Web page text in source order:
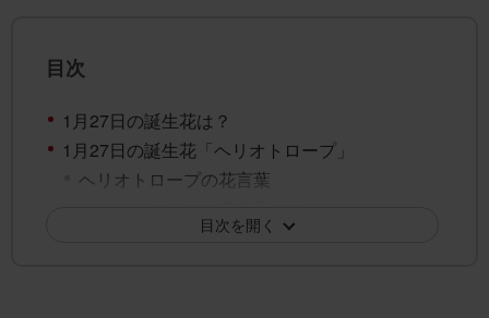
目次
目次を開く
1月27日の誕生花は？
1月27日の誕生花「ヘリオトロープ」
ヘリオトロープの花言葉
1月27日の誕生花「スミレ」